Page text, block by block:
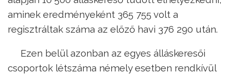
aminek eredményeként 365 755 volt a
regisztráltak száma az előző havi 376 290 után.
Ezen belül azonban az egyes álláskeresői
csoportok létszáma némely esetben rendkívül